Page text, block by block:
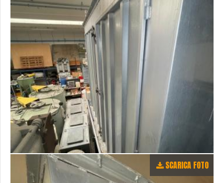
SCARICA FOTO